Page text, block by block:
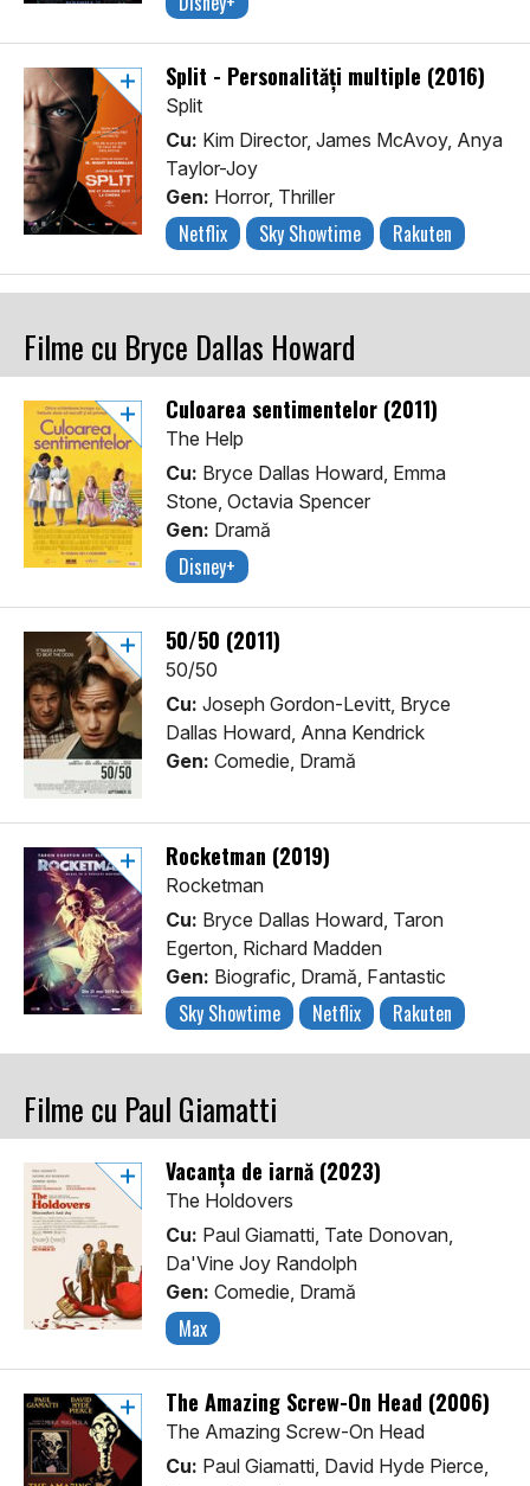
Split - Personalități multiple (2016)
Split
Cu: Kim Director, James McAvoy, Anya
Taylor-Joy
Gen: Horror, Thriller
Netflix Sky Showtime Rakuten
Filme cu Bryce Dallas Howard
Culoarea sentimentelor (2011)
The Help
Cu: Bryce Dallas Howard, Emma
Stone, Octavia Spencer
Gen: Dramă
Disney+
50/50 (2011)
50/50
Cu: Joseph Gordon-Levitt, Bryce
Dallas Howard, Anna Kendrick
Gen: Comedie, Dramă
Rocketman (2019)
Rocketman
Cu: Bryce Dallas Howard, Taron
Egerton, Richard Madden
Gen: Biografic, Dramă, Fantastic
Sky Showtime Netflix Rakuten
Filme cu Paul Giamatti
Vacanța de iarnă (2023)
The Holdovers
Cu: Paul Giamatti, Tate Donovan,
Da'Vine Joy Randolph
Gen: Comedie, Dramă
Max
The Amazing Screw-On Head (2006)
The Amazing Screw-On Head
Cu: Paul Giamatti, David Hyde Pierce,